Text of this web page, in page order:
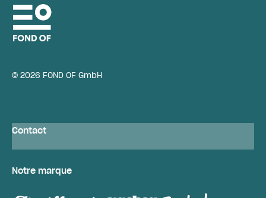
© 2026 FOND OF GmbH
Contact
Notre marque